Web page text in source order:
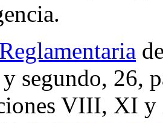
segundo, 26,
VIII, XI